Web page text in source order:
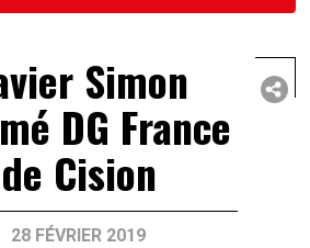
Simon
DG France
de Cision
28 FÉVRIER 2019